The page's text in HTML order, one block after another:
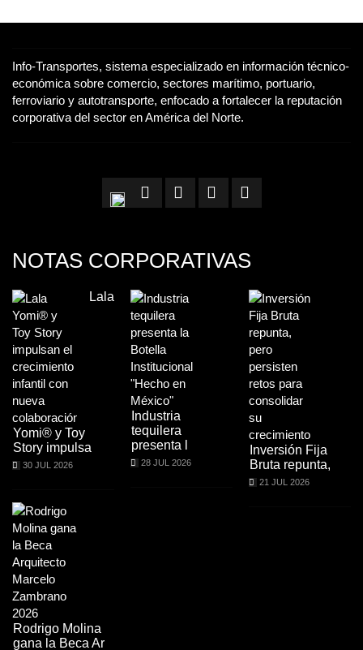
Info-Transportes, sistema especializado en información técnico-
económica sobre comercio, sectores marítimo, portuario,
ferroviario y autotransporte, enfocado a fortalecer la reputación
corporativa del sector en América del Norte.
NOTAS CORPORATIVAS
Lala
Yomi® y Toy
Story impulsa
30 JUL 2026
Rodrigo Molina
gana la Beca Ar
Industria
tequilera
presenta l
28 JUL 2026
Inversión Fija
Bruta repunta,
21 JUL 2026